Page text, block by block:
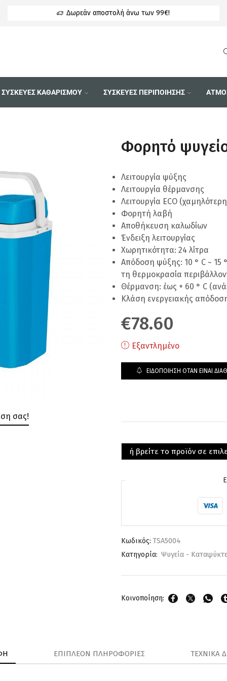
Δωρεάν αποστολή άνω των 99€!
ΣΥΣΚΕΥΕΣ ΚΑΘΑΡΙΣΜΟΥ ΣΥΣΚΕΥΕΣ ΠΕΡΙΠΟΙΗΣΗΣ
σας!
Φορητό
Λειτουργία ψύξης
Λειτουργία θέρμανσης
Λειτουργία ECO
Φορητή λαβή
Αποθήκευση καλωδίων
Ένδειξη λειτουργίας
Χωρητικότητα: 24 λίτρα
Απόδοση ψύξης: 10 ° C ~ 15
τη θερμοκρασία
Θέρμανση: έως + 60 ° C
Κλάση ενεργειακής
€78.60
Εξαντλημένο
ΕΙΔΟΠΟΊΗΣΗ ΌΤΑΝ ΕΊΝΑΙ
ή βρείτε το προϊόν σε
Κωδικός: TSA5004
Κατηγορία: Ψυγεία -
Κοινοποίηση:
ΕΠΙΠΛΈΟΝ ΠΛΗΡΟΦΟΡΊΕΣ ΤΕΧΝΙΚΆ